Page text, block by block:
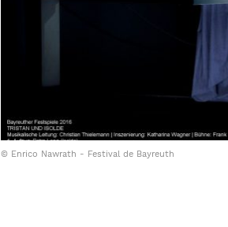
© Enrico Nawrath - Festival de Bayreuth